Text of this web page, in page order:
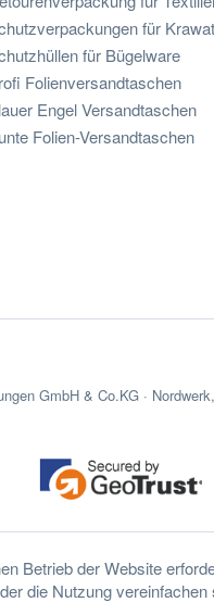
für
für Bügelware
Folienversandtaschen
Engel Versandtaschen
Folien-Versandtaschen
GmbH & Co.KG ·
Betrieb der Website
die Nutzung